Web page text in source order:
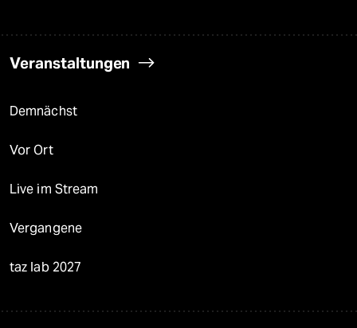
Veranstaltungen
Demnächst
Vor Ort
Live im Stream
Vergangene
taz lab 2027